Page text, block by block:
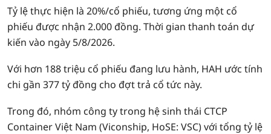
Tỷ lệ thực hiện là 20%/cổ phiếu, tương ứng một cổ
phiếu được nhận 2.000 đồng. Thời gian thanh toán dự
kiến vào ngày 5/8/2026.
Với hơn 188 triệu cổ phiếu đang lưu hành, HAH ước tính
chi gần 377 tỷ đồng cho đợt trả cổ tức này.
Trong đó, nhóm công ty trong hệ sinh thái CTCP
Container Việt Nam (Viconship, HoSE: VSC) với tổng tỷ lệ